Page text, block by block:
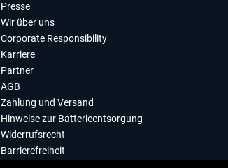
Presse
Wir über uns
Corporate Responsibility
Karriere
Partner
AGB
Zahlung und Versand
Hinweise zur Batterieentsorgung
Widerrufsrecht
Barrierefreiheit